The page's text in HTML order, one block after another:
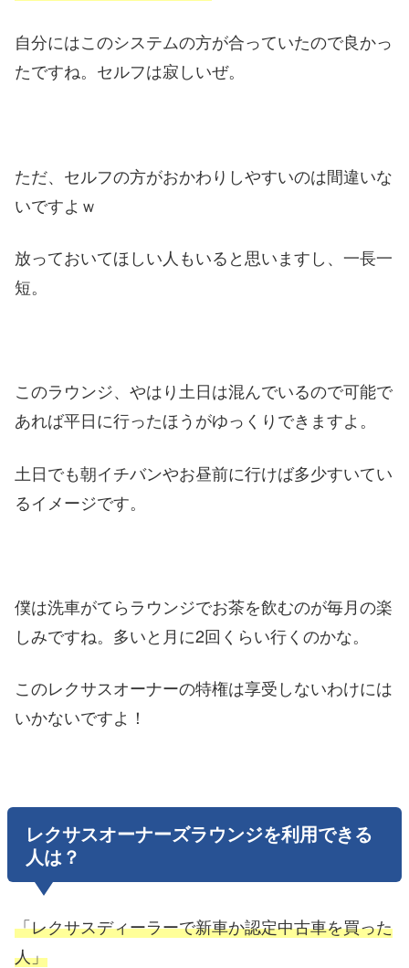
自分にはこのシステムの方が合っていたので良かっ
たですね。セルフは寂しいぜ。
ただ、セルフの方がおかわりしやすいのは間違いな
いですよｗ
放っておいてほしい人もいると思いますし、一長一
短。
このラウンジ、やはり土日は混んでいるので可能で
あれば平日に行ったほうがゆっくりできますよ。
土日でも朝イチバンやお昼前に行けば多少すいてい
るイメージです。
僕は洗車がてらラウンジでお茶を飲むのが毎月の楽
しみですね。多いと月に2回くらい行くのかな。
このレクサスオーナーの特権は享受しないわけには
いかないですよ！
レクサスオーナーズラウンジを利用できる
人は？
「レクサスディーラーで新車か認定中古車を買った
人」